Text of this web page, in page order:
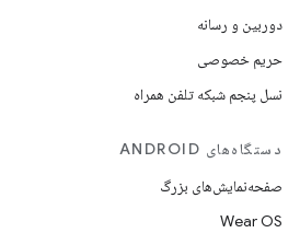
دوربین و رسانه
حریم خصوصی
نسل پنجم شبکه تلفن همراه
دستگاه‌های ANDROID
صفحه‌نمایش‌های بزرگ
Wear OS